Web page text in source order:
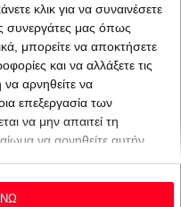
κλικ για να συναινέσετε
συνεργάτες μας όπως
μπορείτε να αποκτήσετε
και να αλλάξετε τις
να αρνηθείτε να
επεξεργασία των
να μην απαιτεί τη
να αρνηθείτε αυτήν
πάσα στιγμή